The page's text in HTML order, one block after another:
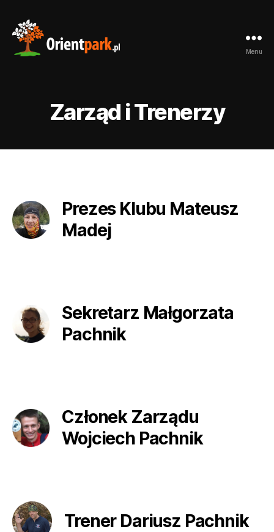
Menu
Zarząd i Trenerzy
Prezes Klubu Mateusz
Madej
Sekretarz Małgorzata
Pachnik
Członek Zarządu
Wojciech Pachnik
Trener Dariusz Pachnik